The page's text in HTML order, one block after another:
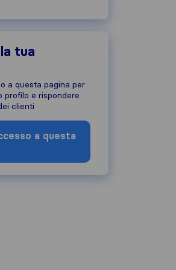
abbiamo raccolto le
fonti.
guida sulle
tua
a questa pagina per
profilo e rispondere
clienti
a questa